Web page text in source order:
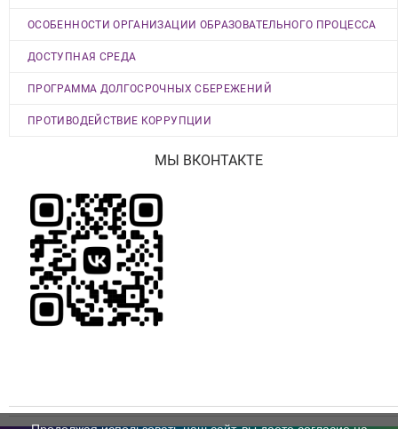
ОСОБЕННОСТИ ОРГАНИЗАЦИИ ОБРАЗОВАТЕЛЬНОГО ПРОЦЕССА
ДОСТУПНАЯ СРЕДА
ПРОГРАММА ДОЛГОСРОЧНЫХ СБЕРЕЖЕНИЙ
ПРОТИВОДЕЙСТВИЕ КОРРУПЦИИ
МЫ ВКОНТАКТЕ